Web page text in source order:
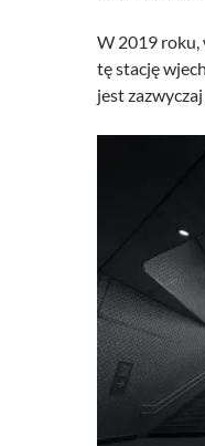
W 2019 roku,
tę stację
jest